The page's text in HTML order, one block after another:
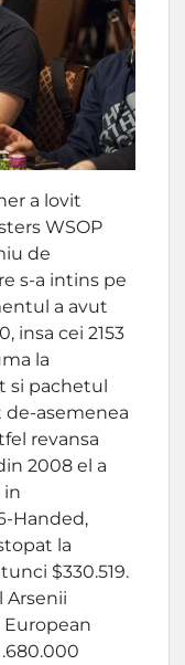
a lovit
WSOP
de
s-a intins pe
a avut
insa cei 2153
la
si pachetul
de-asemenea
revansa
2008 el a
in
Handed,
la
$330.519.
Arsenii